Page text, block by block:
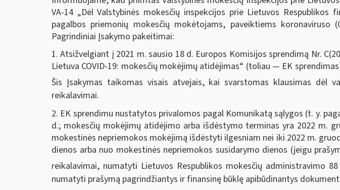
VA-14 „Dėl Valstybinės mokesčių inspekcijos prie Lietuvos
pagalbos priemonių mokesčių mokėtojams, paveiktiems
Pagrindiniai Įsakymo pakeitimai:
1. Atsižvelgiant į 2021 m. sausio 18 d. Europos Komisijos sprendimą Nr.
Lietuva COVID-19: mokesčių mokėjimų atidėjimas“ (toliau — EK
Šis Įsakymas taikomas visais atvejais, kai svarstomas klausimas dėl
reikalavimai.
2. EK sprendimu nustatytos privalomos pagal Komunikatą sąlygos (t. y.
d.; mokesčių mokėjimų atidėjimo arba išdėstymo terminas yra 2022 m.
mokestinės nepriemokos mokėjimą išdėstyti ilgesniam nei iki 2022 m.
dienos arba nuo mokestinės nepriemokos susidarymo dienos (jeigu
reikalavimai, numatyti Lietuvos Respublikos mokesčių administravimo
numatyti prašymą pagrindžiantys ir finansinę būklę apibūdinantys